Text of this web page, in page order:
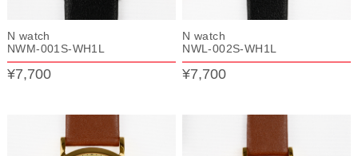
N watch
NWM-001S-WH1L
¥7,700
N watch
NWL-002S-WH1L
¥7,700